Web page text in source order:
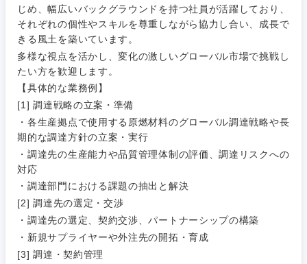
じめ、幅広いバックグラウンドを持つ社員が活躍しており、
それぞれの個性やスキルを尊重しながら協力し合い、成長で
きる風土を築いています。
多様な視点を活かし、変化の激しいグローバル市場で挑戦し
たい方を歓迎します。
【具体的な業務例】
[1] 調達戦略の立案・準備
・各生産拠点で使用する原燃材料のグローバル調達戦略や長
期的な調達方針の立案・実行
・調達先の生産能力や品質管理体制の評価、調達リスクへの
対応
・調達部門における課題の抽出と解決
[2] 調達先の選定・交渉
・調達先の選定、契約交渉、パートナーシップの構築
・新規サプライヤーや外注先の開拓・育成
[3] 調達・契約管理
ご希望の職種を選択してください
経営企
画・事業
企画
経営ボー
ド
管理
SCM
人事
画
事業企画・事業開発
事業管理
新規事業企画・立上げ
ご希望の職種を選択してください
経営企画・事業企画
経営ボード
管理
SCM
人事
マーケティング
ご希望の業界を選択してください
商社・卸
エネルギー・資源・環境
電気・電子・半導体
素材・化学・金属
ご希望の勤務地を選択してください
北海道・東北地方
北海道 青森県
秋田県 岩手県
宮城県
福島県
ご希望条件を入力ください
希望年収
推奨年齢
20代
40代
フリーワード